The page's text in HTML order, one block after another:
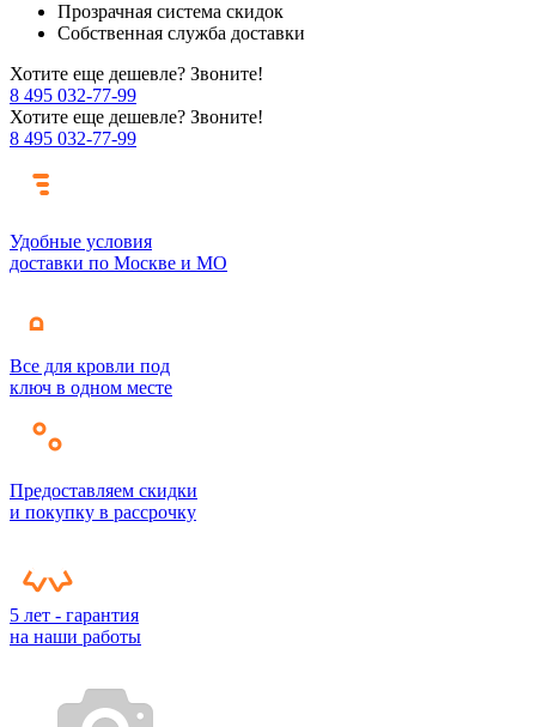
Прозрачная система скидок
Собственная служба доставки
Хотите еще дешевле? Звоните!
8 495 032-77-99
Хотите еще дешевле? Звоните!
8 495 032-77-99
Удобные условия
доставки по Москве и МО
Все для кровли под
ключ в одном месте
Предоставляем скидки
и покупку в рассрочку
5 лет - гарантия
на наши работы